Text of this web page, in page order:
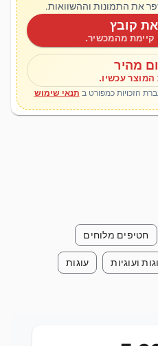
את התמונות וההשוואות.
קובץ
קיימת מהמכשיר.
מהיר
עכשיו.
הזכויות כמפורט ב תנאי שימוש
חטיפים מלוחים
ועוגיות עוגות